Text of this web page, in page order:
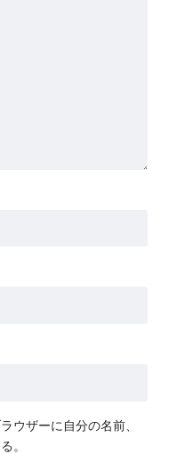
ウザーに自分の名前、
。